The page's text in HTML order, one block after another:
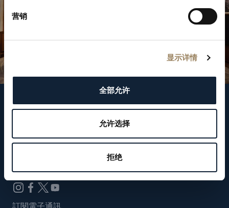
营销
显示详情
全部允许
允许选择
拒绝
關注我們
WeChat ID
Breguet_China